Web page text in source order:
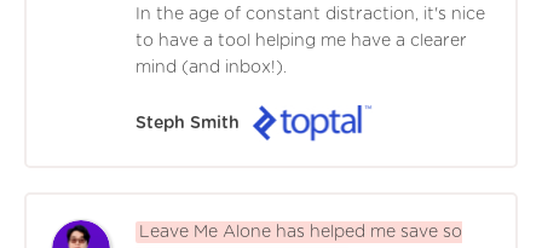
In the age of constant distraction, it's nice
to have a tool helping me have a clearer
mind (and inbox!).
Steph Smith
Leave Me Alone has helped me save so